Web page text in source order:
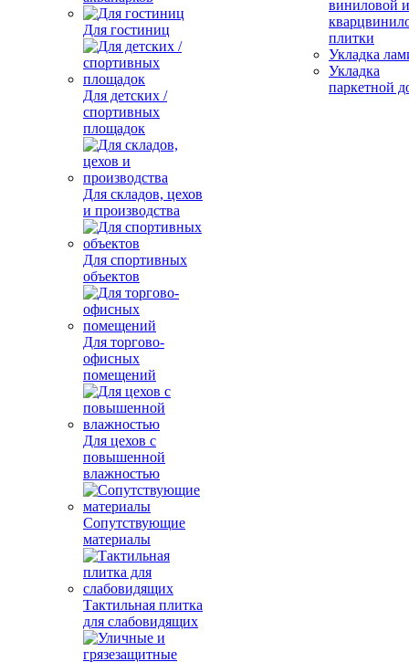
Для гостиниц
Для детских /
спортивных
площадок
Для складов, цехов
и производства
Для спортивных
объектов
Для торгово-
офисных
помещений
Для цехов с
повышенной
влажностью
Сопутствующие
материалы
Тактильная плитка
для слабовидящих
виниловой и
плитки
Укладка
Укладка
паркетной